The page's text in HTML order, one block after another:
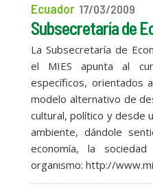
Ecuador 17/03/2009
Subsecretaría de
La Subsecretaría de
el MIES apunta al
específicos, orientados
modelo alternativo de
cultural, político y desde
ambiente, dándole
economía, la
organismo: http://